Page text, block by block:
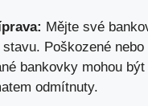
Mějte své
stavu. Poškozené nebo
bankovky mohou být
odmítnuty.